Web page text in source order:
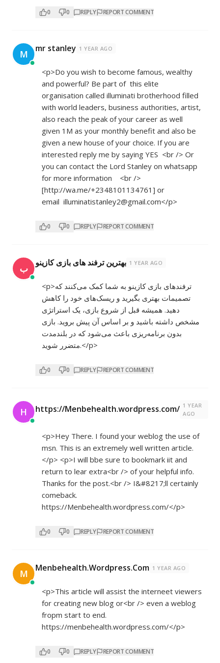
0 0 REPLY REPORT COMMENT
M mr stanley 1 YEAR AGO
<p>Do you wish to become famous, wealthy
and powerful? Be part of this elite
organisation called illuminati brotherhood filled
with world leaders, business authorities, artist,
also reach the peak of your career as well
given 1M as your monthly benefit and also be
given a new house of your choice. If you are
interested reply me by saying YES <br /> Or
you can contact the Lord Stanley on whatsapp
for more information <br />
[http://wa.me/+2348101134761] or
email illuminatistanley2@gmail.com</p>
0 0 REPLY REPORT COMMENT
ب بهترین ترفند های بازی کازینو 1 YEAR AGO
<p>ترفندهای بازی کازینو به شما کمک می‌کنند که
تصمیمات بهتری بگیرید و ریسک‌های خود را کاهش
دهید. همیشه قبل از شروع بازی، یک استراتژی
مشخص داشته باشید و بر اساس آن پیش بروید. بازی
بدون برنامه‌ریزی باعث می‌شود که در بلندمدت
متضرر شوید.</p>
0 0 REPLY REPORT COMMENT
H https://Menbehealth.wordpress.com/ 1 YEAR
AGO
<p>Hey There. I found your weblog the use of
msn. This is an extremely well written article.
</p> <p>I will bbe sure to bookmark iit and
return to lear extra<br /> of your helpful info.
Thanks for the post.<br /> I&#8217;ll certainly
comeback.
https://Menbehealth.wordpress.com/</p>
0 0 REPLY REPORT COMMENT
M Menbehealth.Wordpress.Com 1 YEAR AGO
<p>This article will assist the interneet viewers
for creating new blog or<br /> even a weblog
fropm start to end.
https://menbehealth.wordpress.com/</p>
0 0 REPLY REPORT COMMENT